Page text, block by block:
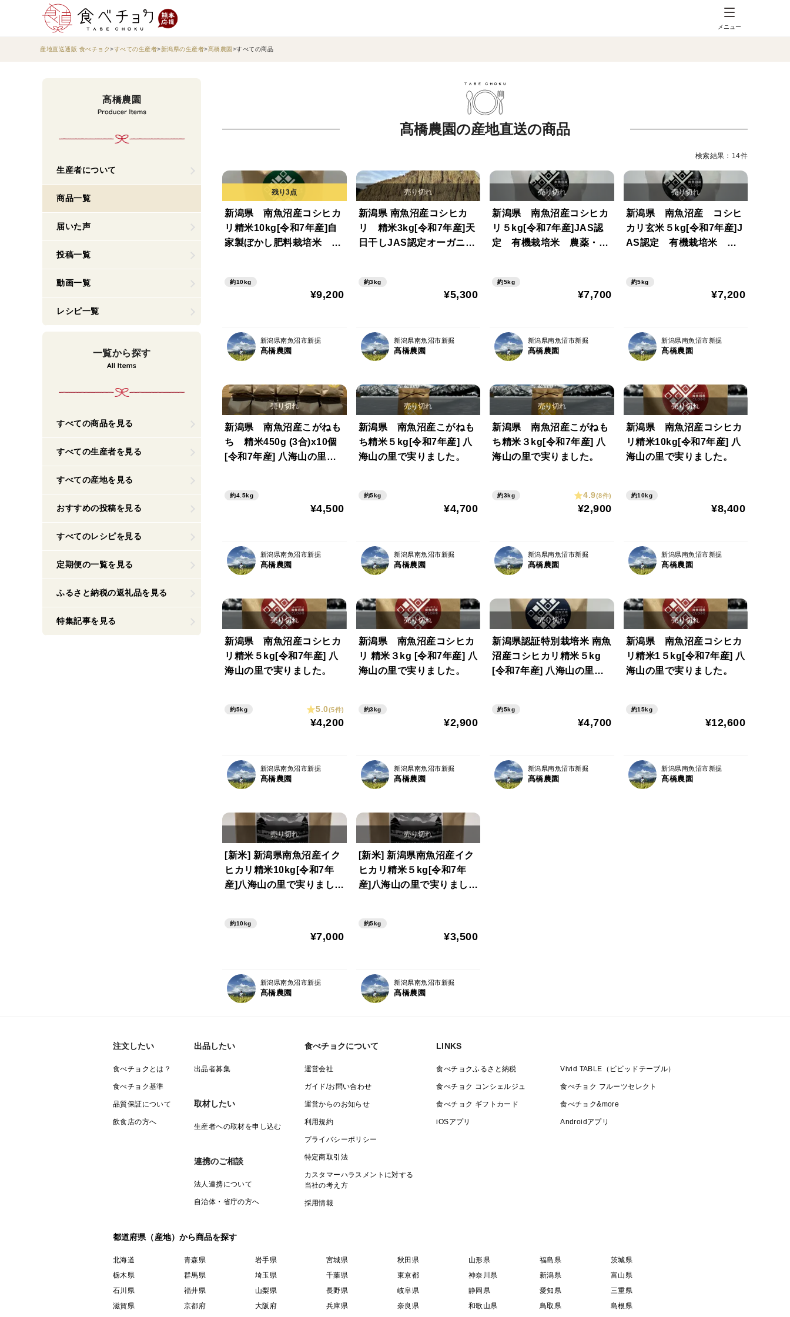
メニュー
産地直送通販 食べチョク すべての生産者 新潟県の生産者 髙橋農園 すべての商品
髙橋農園
生産者について
商品一覧
届いた声
投稿一覧
動画一覧
レシピ一覧
一覧から探す
すべての商品を見る
すべての生産者を見る
すべての産地を見る
おすすめの投稿を見る
すべてのレシピを見る
定期便の一覧を見る
ふるさと納税の返礼品を見る
特集記事を見る
髙橋農園の産地直送の商品
検索結果：14件
新潟県 南魚沼産コシヒカ
リ精米10kg[令和7年産]自
家製ぼかし肥料栽培米 八
約10kg
¥9,200
新潟県南魚沼市新掘
髙橋農園
新潟県 南魚沼産コシヒカ
リ 精米3kg[令和7年産]天
日干しJAS認定オーガニッ
約3kg
¥5,300
新潟県南魚沼市新掘
髙橋農園
新潟県 南魚沼産コシヒカ
リ５kg[令和7年産]JAS認
定 有機栽培米 農薬・化
約5kg
¥7,700
新潟県南魚沼市新掘
髙橋農園
新潟県 南魚沼産 コシヒ
カリ玄米５kg[令和7年産]J
AS認定 有機栽培米 農
た。
約5kg
¥7,200
新潟県南魚沼市新掘
髙橋農園
新潟県 南魚沼産こがねも
ち 精米450g (3合)x10個
[令和7年産] 八海山の里で
約4.5kg
¥4,500
新潟県南魚沼市新掘
髙橋農園
新潟県 南魚沼産こがねも
ち精米５kg[令和7年産] 八
海山の里で実りました。
約5kg
¥4,700
新潟県南魚沼市新掘
髙橋農園
新潟県 南魚沼産こがねも
ち精米３kg[令和7年産] 八
海山の里で実りました。
約3kg 4.9(8件)
¥2,900
新潟県南魚沼市新掘
髙橋農園
新潟県 南魚沼産コシヒカ
リ精米10kg[令和7年産] 八
海山の里で実りました。
約10kg
¥8,400
新潟県南魚沼市新掘
髙橋農園
新潟県 南魚沼産コシヒカ
リ精米５kg[令和7年産] 八
海山の里で実りました。
約5kg 5.0(5件)
¥4,200
新潟県南魚沼市新掘
髙橋農園
新潟県 南魚沼産コシヒカ
リ 精米３kg [令和7年産] 八
海山の里で実りました。
約3kg
¥2,900
新潟県南魚沼市新掘
髙橋農園
新潟県認証特別栽培米 南魚
沼産コシヒカリ精米５kg
[令和7年産] 八海山の里で
約5kg
¥4,700
新潟県南魚沼市新掘
髙橋農園
新潟県 南魚沼産コシヒカ
リ精米1５kg[令和7年産] 八
海山の里で実りました。
約15kg
¥12,600
新潟県南魚沼市新掘
髙橋農園
[新米] 新潟県南魚沼産イク
ヒカリ精米10kg[令和7年
産]八海山の里で実りまし
約10kg
¥7,000
新潟県南魚沼市新掘
髙橋農園
[新米] 新潟県南魚沼産イク
ヒカリ精米５kg[令和7年
産]八海山の里で実りまし
約5kg
¥3,500
新潟県南魚沼市新掘
髙橋農園
注文したい
食べチョクとは？
食べチョク基準
品質保証について
飲食店の方へ
出品したい
出品者募集
取材したい
生産者への取材を申し込む
連携のご相談
法人連携について
自治体・省庁の方へ
食べチョクについて
運営会社
ガイド/お問い合わせ
運営からのお知らせ
利用規約
プライバシーポリシー
特定商取引法
カスタマーハラスメントに対する
当社の考え方
採用情報
LINKS
食べチョクふるさと納税 Vivid TABLE（ビビッドテーブル）
食べチョク コンシェルジュ 食べチョク フルーツセレクト
食べチョク ギフトカード 食べチョク&more
iOSアプリ Androidアプリ
都道府県（産地）から商品を探す
北海道 青森県 岩手県 宮城県 秋田県 山形県 福島県
茨城県
栃木県
群馬県 埼玉県 千葉県 東京都 神奈川県 新潟県
富山県
石川県
福井県 山梨県 長野県 岐阜県 静岡県 愛知県
三重県
滋賀県
京都府 大阪府 兵庫県 奈良県 和歌山県 鳥取県
島根県